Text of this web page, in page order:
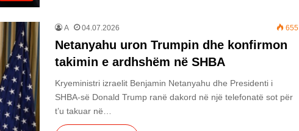
A 04.07.2026 655
Netanyahu uron Trumpin dhe konfirmon
takimin e ardhshëm në SHBA
Kryeministri izraelit Benjamin Netanyahu dhe Presidenti i
SHBA-së Donald Trump ranë dakord në një telefonatë sot për
t’u takuar në…